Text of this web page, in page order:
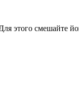
этого смешайте